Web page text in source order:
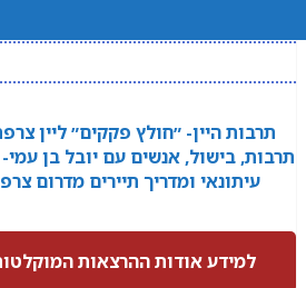
תרבות היין- ״חולץ פקקים״ ליין
תרבות, בישול, אנשים עם יובל בן
עיתונאי ומדריך תיירים מדרום
למידע אודות ההרצאות